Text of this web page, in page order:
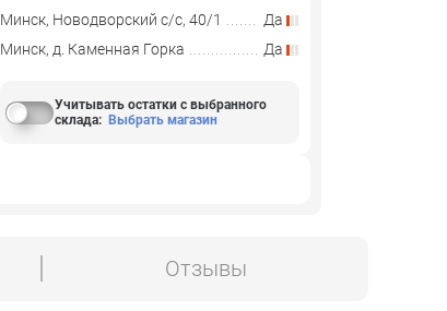
Минск, Новодворский с/с, 40/1
Да
Минск, д. Каменная Горка
Да
Учитывать остатки с выбранного
склада: Выбрать магазин
Отзывы